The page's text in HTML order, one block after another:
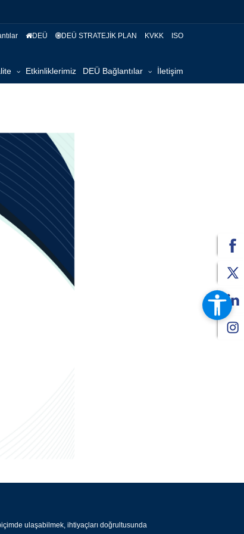
DEÜ DEÜ STRATEJİK PLAN KVKK ISO
Etkinliklerimiz DEÜ Bağlantılar İletişim
ulaşabilmek, ihtiyaçları doğrultusunda